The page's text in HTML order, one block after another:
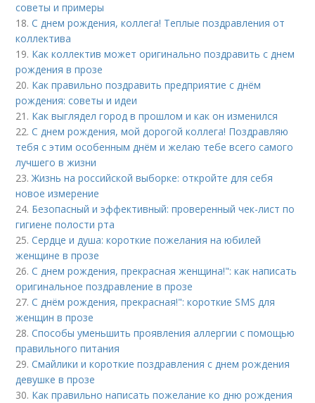
советы и примеры
18.С днем рождения, коллега! Теплые поздравления от
коллектива
19. Как коллектив может оригинально поздравить с днем
рождения в прозе
20. Как правильно поздравить предприятие с днём
рождения: советы и идеи
21. Как выглядел город в прошлом и как он изменился
22.С днем рождения, мой дорогой коллега! Поздравляю
тебя с этим особенным днём и желаю тебе всего самого
лучшего в жизни
23.Жизнь на российской выборке: откройте для себя
новое измерение
24. Безопасный и эффективный: проверенный чек-лист по
гигиене полости рта
25.Сердце и душа: короткие пожелания на юбилей
женщине в прозе
26.С днем рождения, прекрасная женщина!": как написать
оригинальное поздравление в прозе
27.С днём рождения, прекрасная!": короткие SMS для
женщин в прозе
28.Способы уменьшить проявления аллергии с помощью
правильного питания
29.Смайлики и короткие поздравления с днем рождения
девушке в прозе
30. Как правильно написать пожелание ко дню рождения